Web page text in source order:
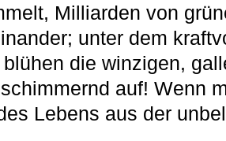
Milliarden von
unter dem
die winzigen,
auf! Wenn
Lebens aus der